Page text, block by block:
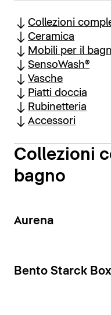
Collezioni
Ceramica
Mobili per il
SensoWash®
Vasche
Piatti doccia
Rubinetteria
Accessori
Collezioni
bagno
Aurena
Bento Starck Box